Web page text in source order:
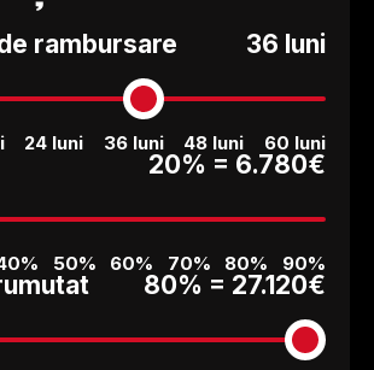
rambursare 36 luni
24 luni 36 luni 48 luni 60 luni
20% = 6.780€
50% 60% 70% 80% 90%
80% = 27.120€